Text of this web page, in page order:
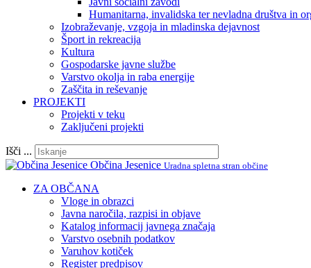
Humanitarna, invalidska ter nevladna društva in
Izobraževanje, vzgoja in mladinska dejavnost
Šport in rekreacija
Kultura
Gospodarske javne službe
Varstvo okolja in raba energije
Zaščita in reševanje
PROJEKTI
Projekti v teku
Zaključeni projekti
Išči ...
Občina Jesenice Uradna spletna stran občine
ZA OBČANA
Vloge in obrazci
Javna naročila, razpisi in objave
Katalog informacij javnega značaja
Varstvo osebnih podatkov
Varuhov kotiček
Register predpisov